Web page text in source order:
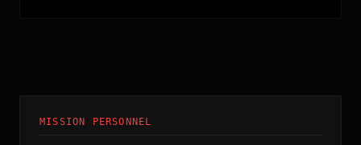
MISSION PERSONNEL